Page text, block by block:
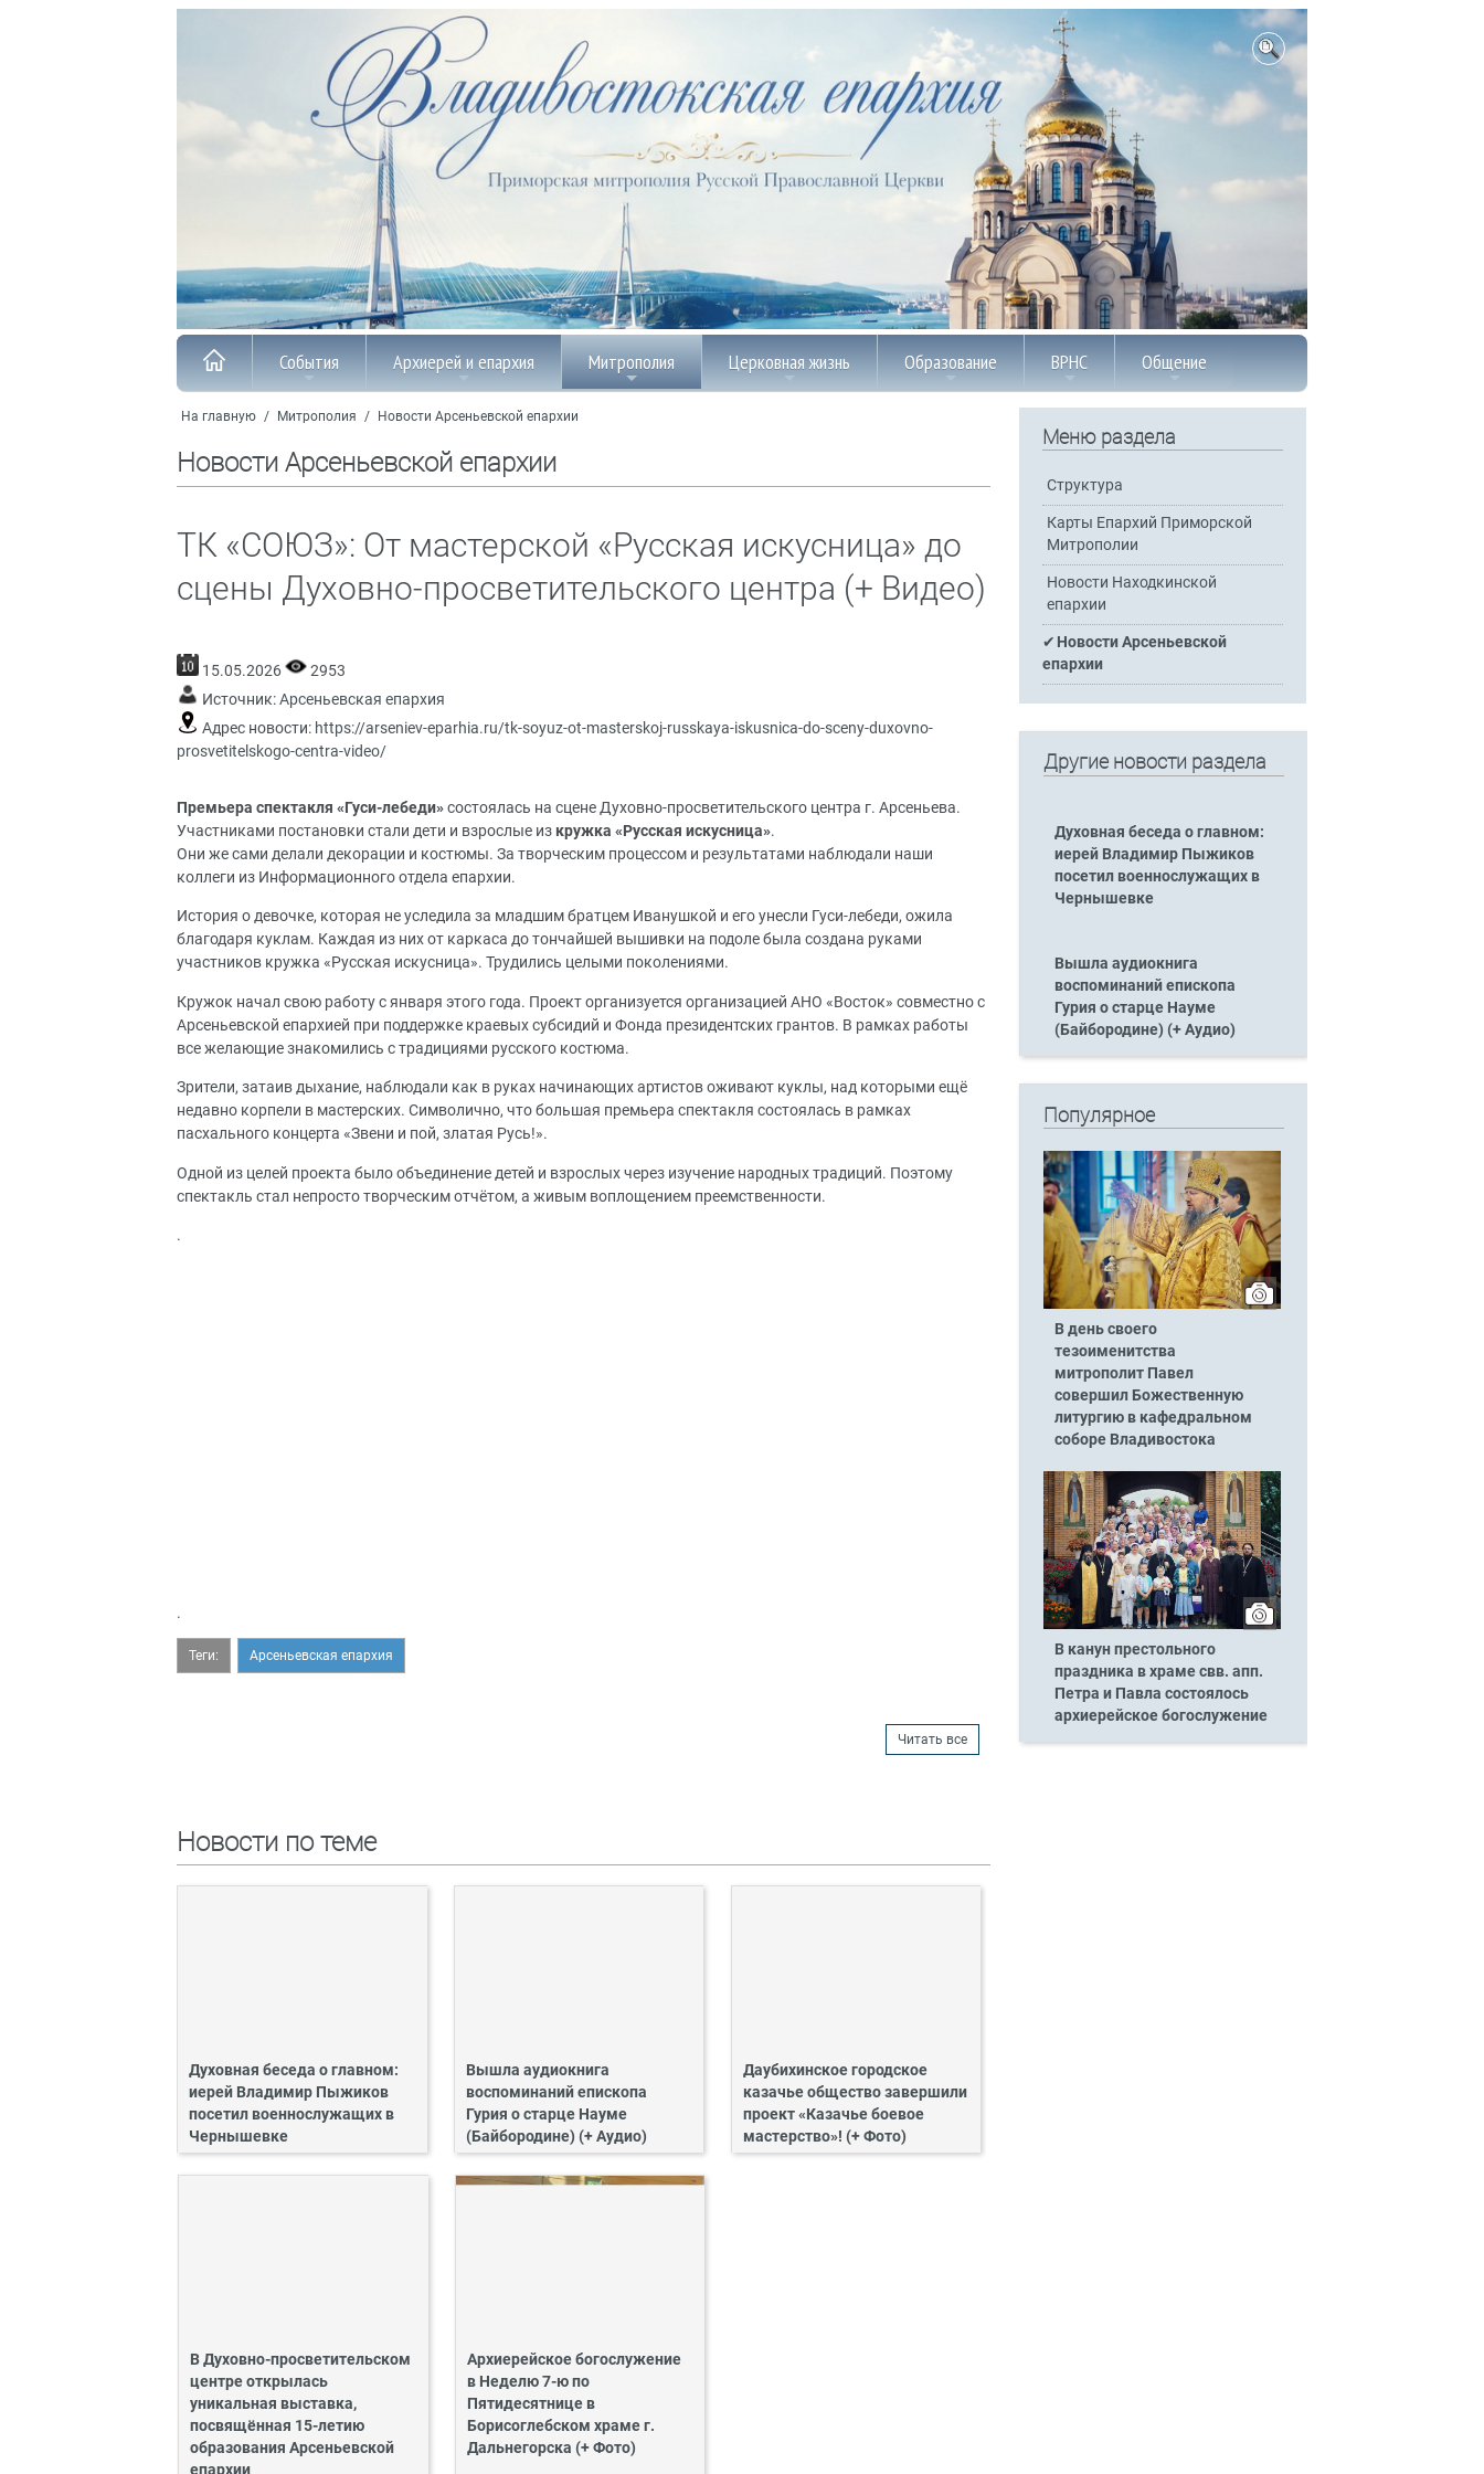
События Архиерей и епархия Митрополия Церковная жизнь Образование ВРНС Общение
На главную / Митрополия / Новости Арсеньевской епархии
Новости Арсеньевской епархии
ТК «СОЮЗ»: От мастерской «Русская искусница» до
сцены Духовно-просветительского центра (+ Видео)
15.05.2026
2953
Источник:Арсеньевская епархия
Адрес новости: https://arseniev-eparhia.ru/tk-soyuz-ot-masterskoj-russkaya-iskusnica-do-sceny-duxovno-
prosvetitelskogo-centra-video/
Премьера спектакля «Гуси-лебеди»состоялась на сцене Духовно-просветительского центра г. Арсеньева.
Участниками постановки стали дети и взрослые из кружка «Русская искусница».
Они же сами делали декорации и костюмы. За творческим процессом и результатами наблюдали наши
коллеги из Информационного отдела епархии.
История о девочке, которая не уследила за младшим братцем Иванушкой и его унесли Гуси-лебеди, ожила
благодаря куклам. Каждая из них от каркаса до тончайшей вышивки на подоле была создана руками
участников кружка «Русская искусница». Трудились целыми поколениями.
Кружок начал свою работу с января этого года. Проект организуется организацией АНО «Восток» совместно с
Арсеньевской епархией при поддержке краевых субсидий и Фонда президентских грантов. В рамках работы
все желающие знакомились с традициями русского костюма.
Зрители, затаив дыхание, наблюдали как в руках начинающих артистов оживают куклы, над которыми ещё
недавно корпели в мастерских. Символично, что большая премьера спектакля состоялась в рамках
пасхального концерта «Звени и пой, златая Русь!».
Одной из целей проекта было объединение детей и взрослых через изучение народных традиций. Поэтому
спектакль стал непросто творческим отчётом, а живым воплощением преемственности.
.
.
Теги: Арсеньевская епархия
Читать все
Новости по теме
Духовная беседа о главном:
иерей Владимир Пыжиков
посетил военнослужащих в
Чернышевке
Вышла аудиокнига
воспоминаний епископа
Гурия о старце Науме
(Байбородине) (+ Аудио)
Даубихинское городское
казачье общество завершили
проект «Казачье боевое
мастерство»! (+ Фото)
В Духовно-просветительском
центре открылась
уникальная выставка,
посвящённая 15-летию
образования Арсеньевской
Архиерейское богослужение
в Неделю 7-ю по
Пятидесятнице в
Борисоглебском храме г.
Дальнегорска (+ Фото)
Меню раздела
Структура
Карты Епархий Приморской
Митрополии
Новости Находкинской
епархии
Новости Арсеньевской
епархии
Другие новости раздела
Духовная беседа о главном:
иерей Владимир Пыжиков
посетил военнослужащих в
Чернышевке
Вышла аудиокнига
воспоминаний епископа
Гурия о старце Науме
(Байбородине) (+ Аудио)
Популярное
В день своего
тезоименитства
митрополит Павел
совершил Божественную
литургию в кафедральном
соборе Владивостока
В канун престольного
праздника в храме свв. апп.
Петра и Павла состоялось
архиерейское богослужение